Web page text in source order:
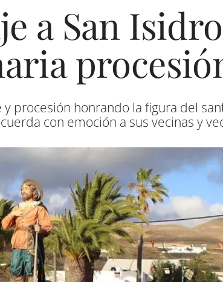
a San
procesión honrando la figura del
con emoción a sus vecinas y